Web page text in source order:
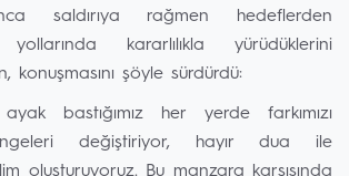
saldırıya rağmen hedeflerden
yollarında kararlılıkla yürüdüklerini
konuşmasını şöyle sürdürdü:
bastığımız her yerde farkımızı
değiştiriyor, hayır dua ile
oluşturuyoruz. Bu manzara karşısında